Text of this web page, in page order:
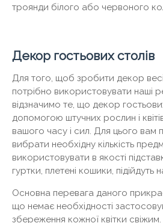
троянди білого або червоного
Декор гостьових столів
Для того, щоб зробити декор
потрібно використовувати наші
відзначимо те, що декор
допомогою штучних рослин і
вашого часу і сил. Для цього вам
вибрати необхідну кількість
використовувати в якості
гуртки, плетені кошики, підійдуть
Основна перевага даного
що немає необхідності
збереження кожної квітки